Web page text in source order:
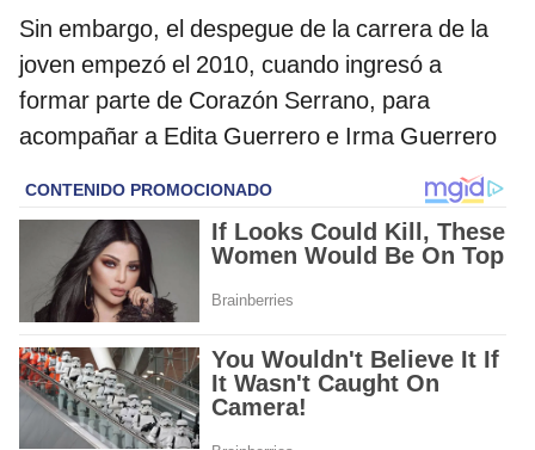
Sin embargo, el despegue de la carrera de la
joven empezó el 2010, cuando ingresó a
formar parte de Corazón Serrano, para
acompañar a Edita Guerrero e Irma Guerrero